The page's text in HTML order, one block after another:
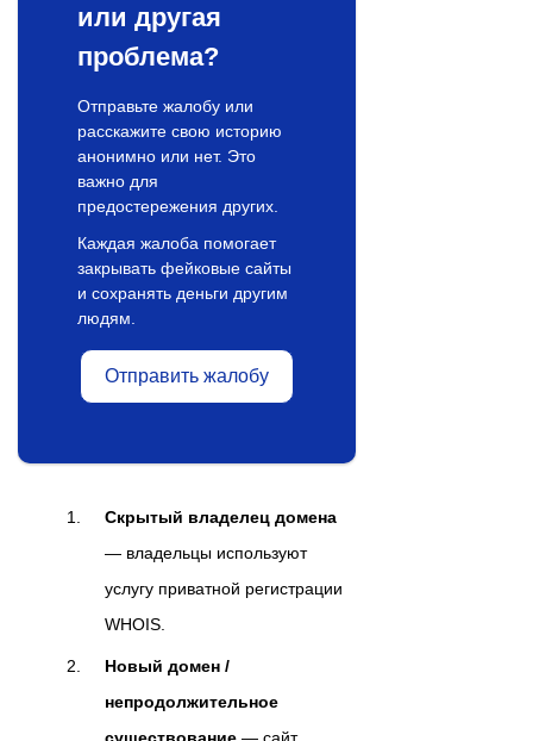
или другая
проблема?
Отправьте жалобу или
расскажите свою историю
анонимно или нет. Это
важно для
предостережения других.
Каждая жалоба помогает
закрывать фейковые сайты
и сохранять деньги другим
людям.
Отправить жалобу
Скрытый владелец домена
— владельцы используют
услугу приватной регистрации
WHOIS.
Новый домен /
непродолжительное
существование — сайт